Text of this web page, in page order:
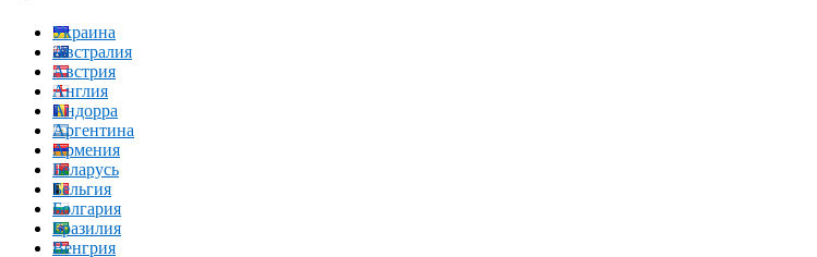
Украина
Австралия
Австрия
Англия
Андорра
Аргентина
Армения
Беларусь
Бельгия
Болгария
Бразилия
Венгрия